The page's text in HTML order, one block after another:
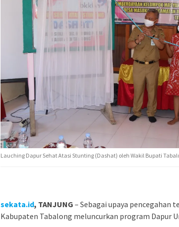
Lauching Dapur Sehat Atasi Stunting (Dashat) oleh Wakil Bupati
sekata.id, TANJUNG – Sebagai upaya pencegahan
Kabupaten Tabalong meluncurkan program Dapur